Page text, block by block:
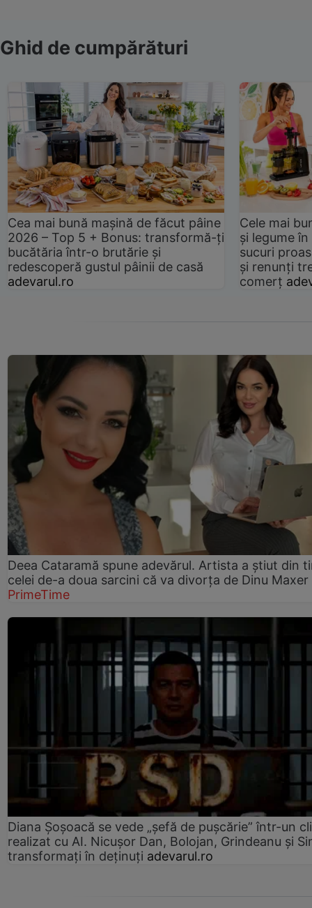
Ghid de cumpărături
Cea mai bună mașină de făcut pâine
2026 – Top 5 + Bonus: transformă-ți
bucătăria într-o brutărie și
redescoperă gustul pâinii de casă
adevarul.ro
Cele mai
și legume
sucuri
și renunți
comerț
Deea Cataramă spune adevărul. Artista a știut din
celei de-a doua sarcini că va divorța de Dinu Maxer
PrimeTime
Diana Șoșoacă se vede „șefă de pușcărie” într-un
realizat cu AI. Nicușor Dan, Bolojan, Grindeanu și
transformați în deținuți adevarul.ro